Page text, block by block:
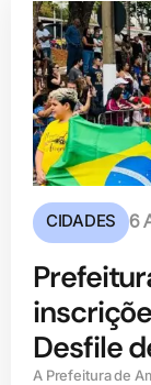
CIDADES 6
Desfile
A Prefeitura de